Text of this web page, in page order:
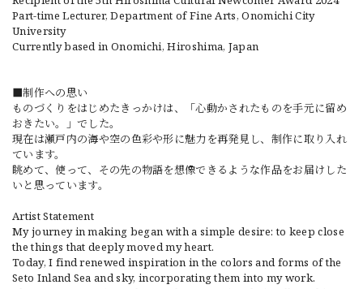
Part-time Lecturer, Department of Fine Arts, Onomichi City
University
Currently based in Onomichi, Hiroshima, Japan
■制作への思い
ものづくりをはじめたきっかけは、「心動かされたものを手元に留め
おきたい。」でした。
現在は瀬戸内の海や空の色彩や形に魅力を再発見し、制作に取り入れ
ています。
眺めて、使って、その先の物語を想像できるような作品をお届けした
いと思っています。
Artist Statement
My journey in making began with a simple desire: to keep close
the things that deeply moved my heart.
Today, I find renewed inspiration in the colors and forms of the
Seto Inland Sea and sky, incorporating them into my work.